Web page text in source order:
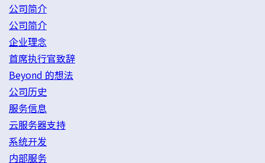
公司简介
公司简介
企业理念
首席执行官致辞
Beyond 的想法
公司历史
服务信息
云服务器支持
系统开发
内部服务